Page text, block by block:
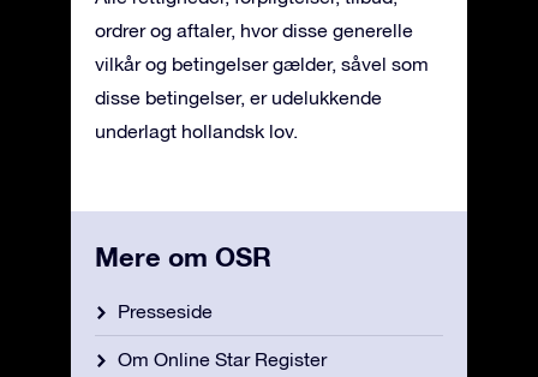
ordrer og aftaler, hvor disse generelle
vilkår og betingelser gælder, såvel som
disse betingelser, er udelukkende
underlagt hollandsk lov.
Mere om OSR
Presseside
Om Online Star Register